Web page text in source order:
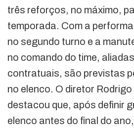
três reforços, no máximo,
temporada. Com a
no segundo turno e a
no comando do time,
contratuais, são previstas
no elenco. O diretor
destacou que, após definir
elenco antes do final do